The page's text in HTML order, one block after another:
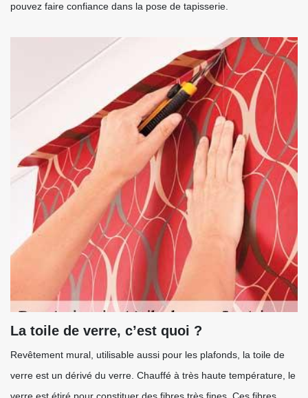
pouvez faire confiance dans la pose de tapisserie.
La toile de verre, c’est quoi ?
Revêtement mural, utilisable aussi pour les plafonds, la toile de
verre est un dérivé du verre. Chauffé à très haute température, le